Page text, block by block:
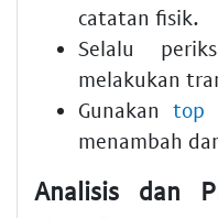
catatan fisik.
Selalu
melakukan
Gunakan top
menambah
Analisis dan